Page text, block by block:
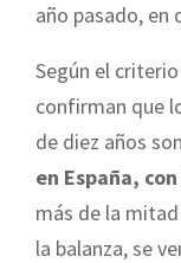
año pasado, en
Según el
confirman que
de diez años
en España,
más de la
la balanza, se